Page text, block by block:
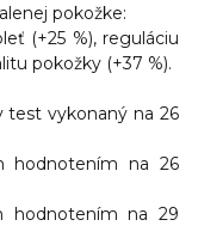
pokožke:
(+25 %), reguláciu
pokožky (+37 %).
test vykonaný na 26
hodnotením na 26
hodnotením na 29